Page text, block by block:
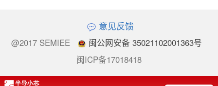
意见反馈
@2017 SEMIEE
闽公网安备 35021102001363号
闽ICP备17018418